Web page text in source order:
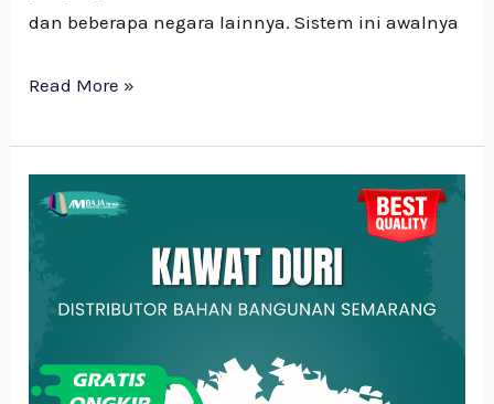
dan beberapa negara lainnya. Sistem ini awalnya
Read More »
Kawat
Duri
Keamanan
Dan